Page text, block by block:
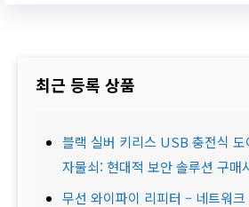
최근 등록 상품
블랙 실버 키리스 USB 충전식
자물쇠: 현대적 보안 솔루션 구매
무선 와이파이 리피터 – 네트워